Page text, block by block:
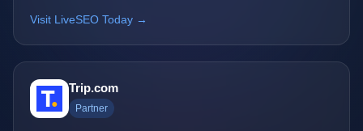
Visit LiveSEO Today →
Trip.com
Partner